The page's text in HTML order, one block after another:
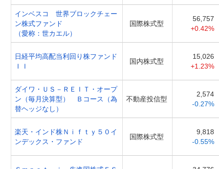
インベスコ 世界ブロックチェー
ン株式ファンド
（愛称：世カエル）
国際株式型
56,757
+0.42%
日経平均高配当利回り株ファンド
ＩＩ
国内株式型
15,026
+1.23%
ダイワ・ＵＳ－ＲＥＩＴ・オープ
ン（毎月決算型） Ｂコース（為
替ヘッジなし）
不動産投信型
2,574
-0.27%
楽天・インド株Ｎｉｆｔｙ５０イ
ンデックス・ファンド
国際株式型
9,818
-0.55%